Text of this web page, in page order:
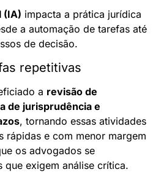
(IA) impacta a prática jurídica
a automação de tarefas até
de decisão.
repetitivas
a revisão de
de jurisprudência e
, tornando essas atividades
rápidas e com menor margem
os advogados se
que exigem análise crítica.